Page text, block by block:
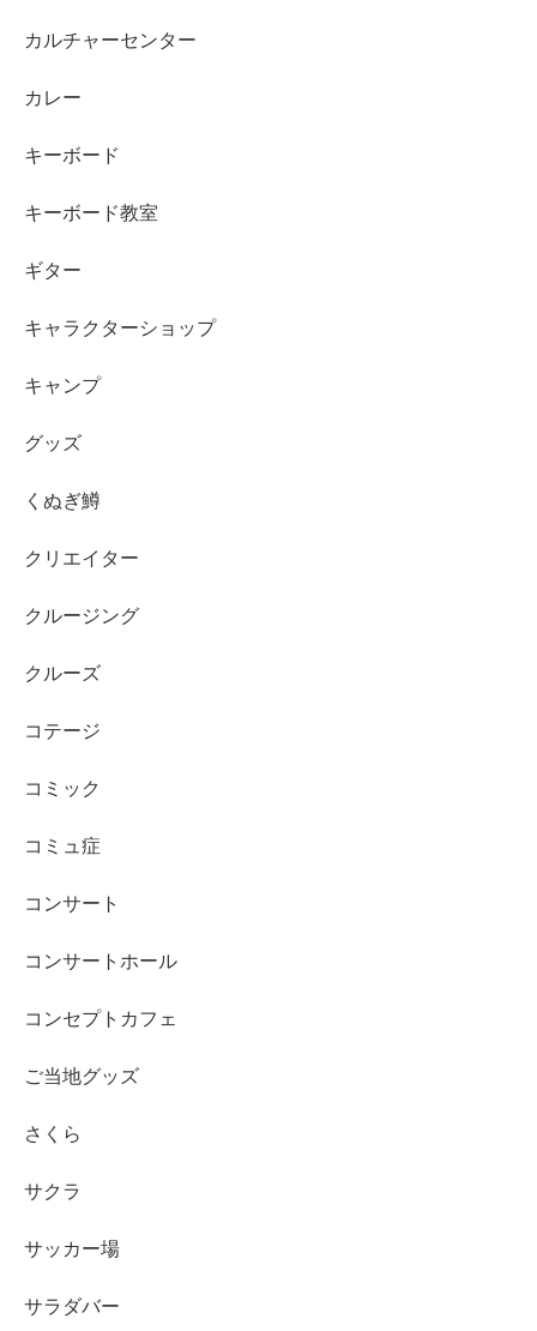
カルチャーセンター
カレー
キーボード
キーボード教室
ギター
キャラクターショップ
キャンプ
グッズ
くぬぎ鱒
クリエイター
クルージング
クルーズ
コテージ
コミック
コミュ症
コンサート
コンサートホール
コンセプトカフェ
ご当地グッズ
さくら
サクラ
サッカー場
サラダバー